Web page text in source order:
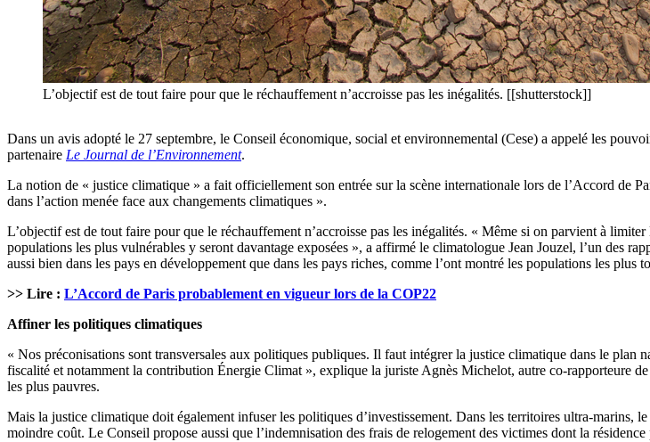
L’objectif est de tout faire pour que le réchauffement n’accroisse pas les inégalités. [[shutterstock]]
Dans un avis adopté le 27 septembre, le Conseil économique, social et environnemental (Cese) a appelé les
partenaire Le Journal de l’Environnement.
La notion de « justice climatique » a fait officiellement son entrée sur la scène internationale lors de l’Accord de
dans l’action menée face aux changements climatiques ».
L’objectif est de tout faire pour que le réchauffement n’accroisse pas les inégalités. « Même si on parvient à
populations les plus vulnérables y seront davantage exposées », a affirmé le climatologue Jean Jouzel, l’un des
aussi bien dans les pays en développement que dans les pays riches, comme l’ont montré les populations les
>> Lire : L’Accord de Paris probablement en vigueur lors de la COP22
Affiner les politiques climatiques
« Nos préconisations sont transversales aux politiques publiques. Il faut intégrer la justice climatique dans le
fiscalité et notamment la contribution Énergie Climat », explique la juriste Agnès Michelot, autre co-rapporteure
les plus pauvres.
Mais la justice climatique doit également infuser les politiques d’investissement. Dans les territoires ultra-marins,
moindre coût. Le Conseil propose aussi que l’indemnisation des frais de relogement des victimes dont la